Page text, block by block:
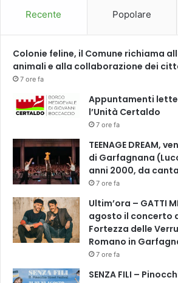
E
p
o
g
u
c
m
Recente Popolare
Colonie feline, il Comune richiama
animali e alla collaborazione dei
7 ore fa
Appuntamenti
l’Unità Certaldo
7 ore fa
TEENAGE DREAM,
di Garfagnana
anni 2000, da
7 ore fa
Ultim’ora – GATTI
agosto il concerto
Fortezza delle
Romano in
7 ore fa
SENZA FILI –